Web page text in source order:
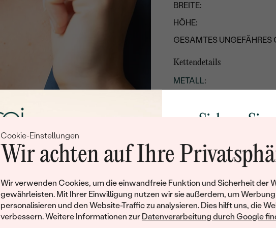
Cookie-Einstellungen
Wir achten auf Ihre
Wir verwenden Cookies, um die einwandfreie Funktion und Sicherheit der
gewährleisten. Mit Ihrer Einwilligung nutzen wir sie außerdem, um Werbung
personalisieren und den Website-Traffic zu analysieren. Dies hilft uns, die
verbessern. Weitere Informationen zur Datenverarbeitung durch Google
BREITE:
HÖHE:
GESAMTES UNGEFÄHRES
Kettendetails
METALL:
LÄNGE:
UNGEFÄHRES GEWICHT:
Details des eingesetzten
TYP:
Sichern Sie
Rabatt auf
Werden Sie Teil
und entdecken Sie die
gefertigten Schmucks